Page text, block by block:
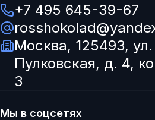
+7 495 645-39-67
Москва, 125493, ул.
Пулковская, д. 4,
3
Мы в соцсетях